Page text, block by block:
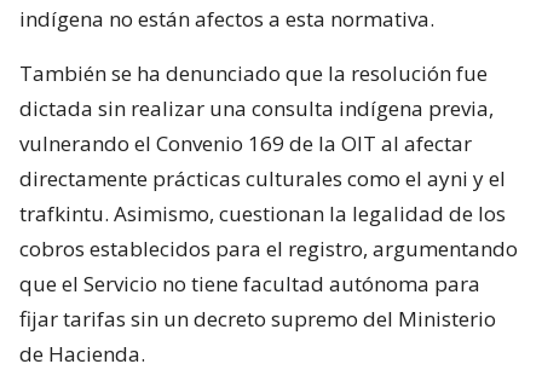
indígena no están afectos a esta normativa.
También se ha denunciado que la resolución fue
dictada sin realizar una consulta indígena previa,
vulnerando el Convenio 169 de la OIT al afectar
directamente prácticas culturales como el ayni y el
trafkintu. Asimismo, cuestionan la legalidad de los
cobros establecidos para el registro, argumentando
que el Servicio no tiene facultad autónoma para
fijar tarifas sin un decreto supremo del Ministerio
de Hacienda.